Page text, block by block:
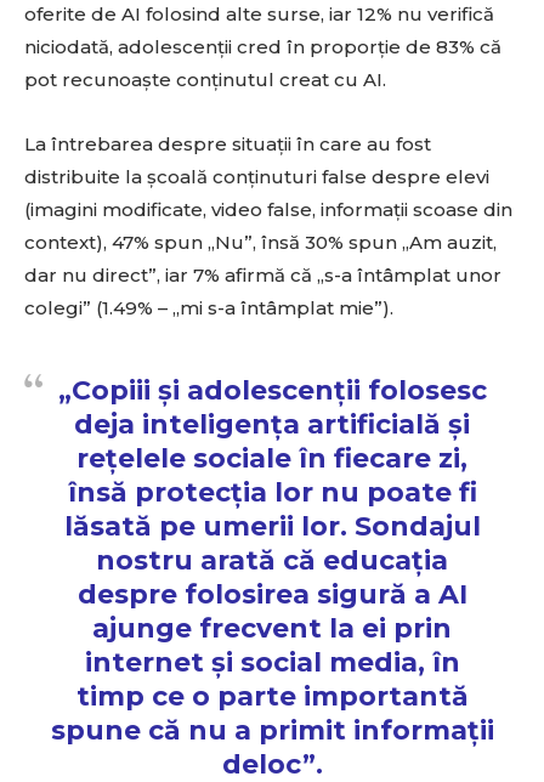
oferite de AI folosind alte surse, iar 12% nu verifică
niciodată, adolescenţii cred în proporție de 83% că
pot recunoaște conținutul creat cu AI.
La întrebarea despre situații în care au fost
distribuite la școală conținuturi false despre elevi
(imagini modificate, video false, informații scoase din
context), 47% spun „Nu”, însă 30% spun „Am auzit,
dar nu direct”, iar 7% afirmă că „s-a întâmplat unor
colegi” (1.49% – „mi s-a întâmplat mie”).
„Copiii și adolescenții folosesc
deja inteligența artificială și
rețelele sociale în fiecare zi,
însă protecția lor nu poate fi
lăsată pe umerii lor. Sondajul
nostru arată că educația
despre folosirea sigură a AI
ajunge frecvent la ei prin
internet și social media, în
timp ce o parte importantă
spune că nu a primit informații
deloc”.